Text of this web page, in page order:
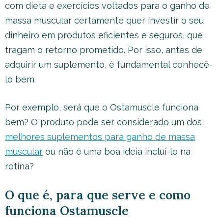
com dieta e exercícios voltados para o ganho de
massa muscular certamente quer investir o seu
dinheiro em produtos eficientes e seguros, que
tragam o retorno prometido. Por isso, antes de
adquirir um suplemento, é fundamental conhecê-
lo bem.
Por exemplo, será que o Ostamuscle funciona
bem? O produto pode ser considerado um dos
melhores suplementos para ganho de massa
muscular ou não é uma boa ideia incluí-lo na
rotina?
O que é, para que serve e como
funciona Ostamuscle